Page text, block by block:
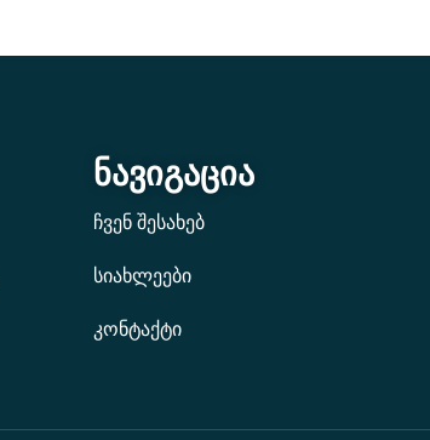
ნავიგაცია
ჩვენ შესახებ
სიახლეები
კონტაქტი